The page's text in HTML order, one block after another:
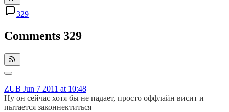
329
Comments 329
ZUB Jun 7 2011 at 10:48
Ну он сейчас хотя бы не падает, просто оффлайн висит и
пытается законнектиться